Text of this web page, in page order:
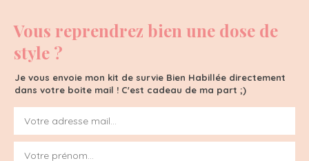
Vous reprendrez bien une dose de
style ?
Je vous envoie mon kit de survie Bien Habillée directement
dans votre boite mail ! C'est cadeau de ma part ;)